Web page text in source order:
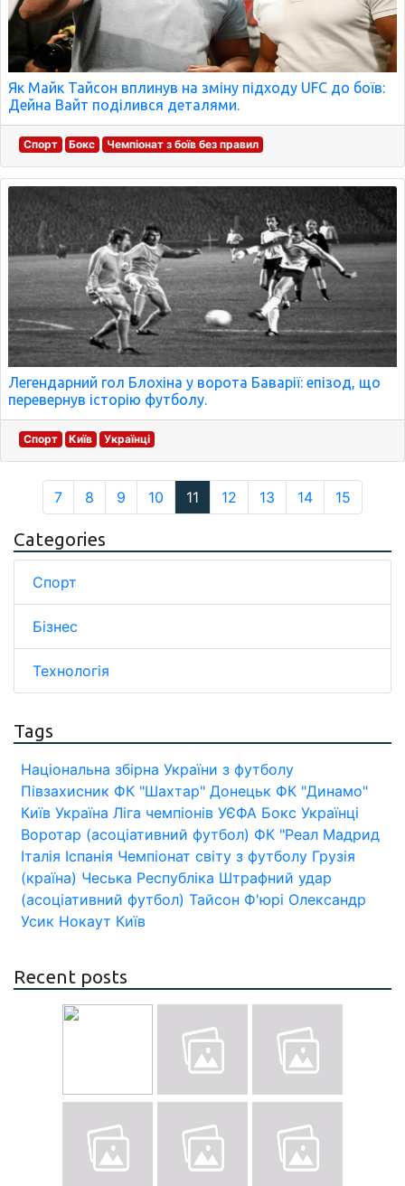
Як Майк Тайсон вплинув на зміну підходу UFC до боїв:
Дейна Вайт поділився деталями.
Спорт Бокс Чемпіонат з боїв без правил
Легендарний гол Блохіна у ворота Баварії: епізод, що
перевернув історію футболу.
Спорт Київ Українці
7 8 9 10 11 12 13 14 15
Categories
Спорт
Бізнес
Технологія
Tags
Національна збірна України з футболу
Півзахисник ФК "Шахтар" Донецьк ФК "Динамо"
Київ Україна Ліга чемпіонів УЄФА Бокс Українці
Воротар (асоціативний футбол) ФК "Реал Мадрид
Італія Іспанія Чемпіонат світу з футболу Грузія
(країна) Чеська Республіка Штрафний удар
(асоціативний футбол) Тайсон Ф'юрі Олександр
Усик Нокаут Київ
Recent posts